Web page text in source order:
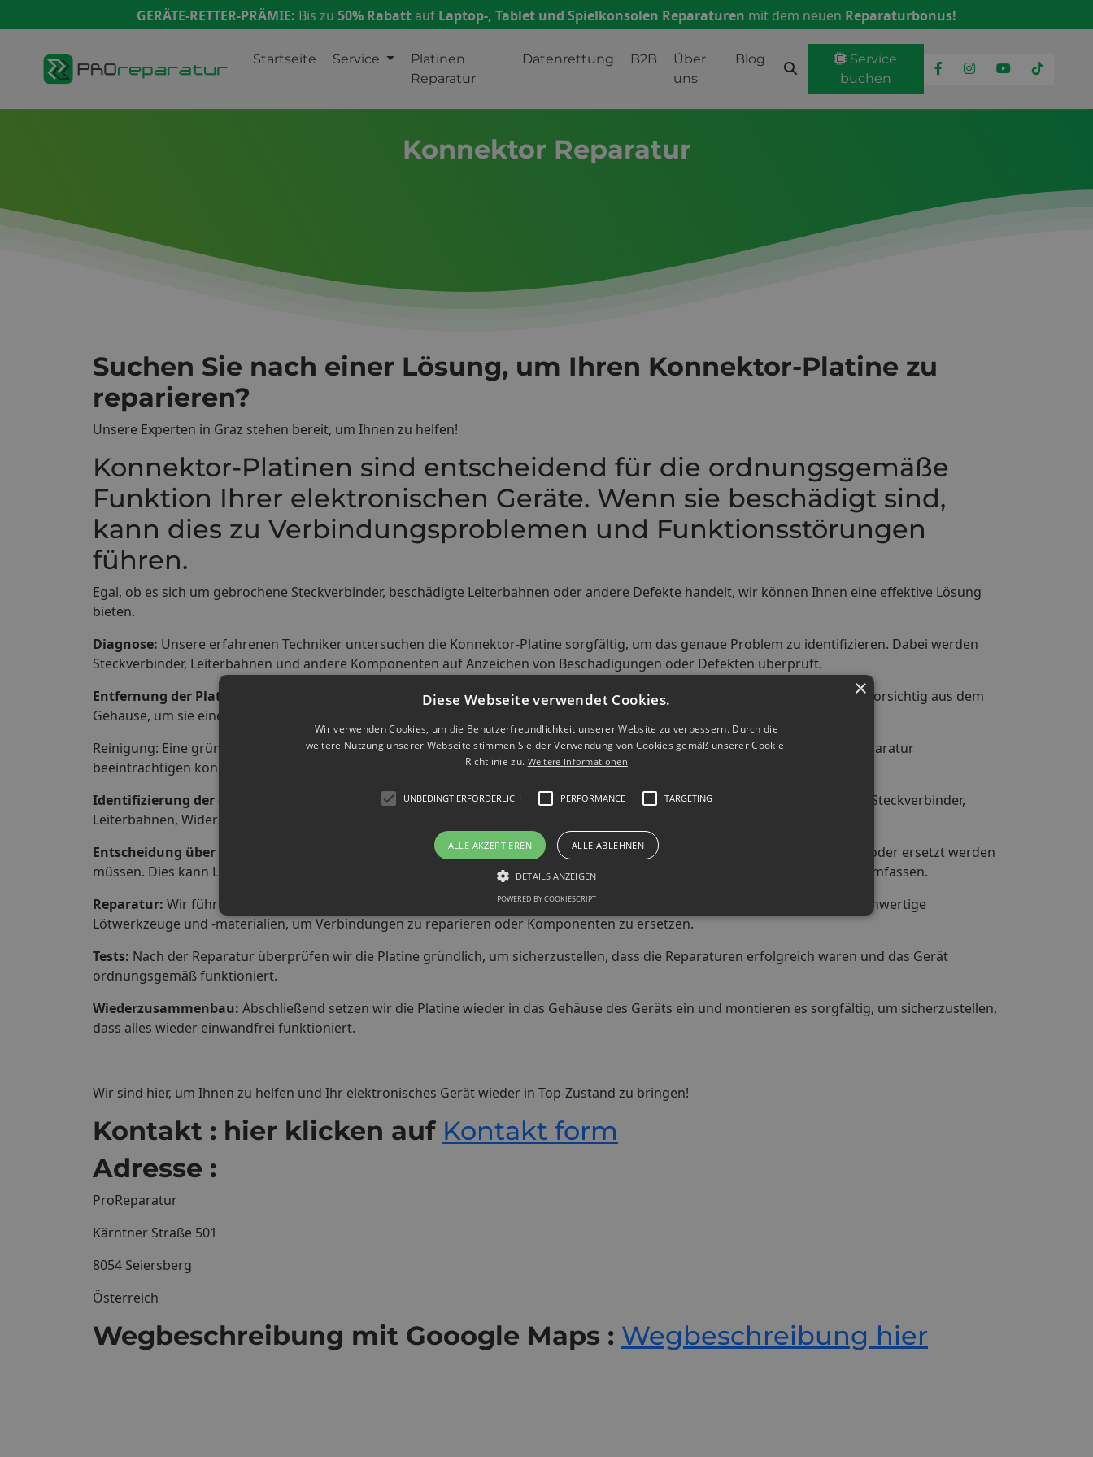
GERÄTE-RETTER-PRÄMIE: Bis zu 50% Rabattauf Laptop-, Tablet und Spielkonsolen Reparaturen mit dem neuen Reparaturbonus!
Startseite Service
Platinen
Reparatur
Datenrettung B2B
Über
uns
Blog
Service
buchen
Konnektor Reparatur
Suchen Sie nach einer Lösung, um Ihren Konnektor-Platine zu
reparieren?
Unsere Experten in Graz stehen bereit, um Ihnen zu helfen!
Konnektor-Platinen sind entscheidend für die ordnungsgemäße
Funktion Ihrer elektronischen Geräte. Wenn sie beschädigt sind,
kann dies zu Verbindungsproblemen und Funktionsstörungen
führen.
Egal, ob es sich um gebrochene Steckverbinder, beschädigte Leiterbahnen oder andere Defekte handelt, wir können Ihnen eine effektive Lösung
bieten.
Diagnose: Unsere erfahrenen Techniker untersuchen die Konnektor-Platine sorgfältig, um das genaue Problem zu identifizieren. Dabei werden
Steckverbinder, Leiterbahnen und andere Komponenten auf Anzeichen von Beschädigungen oder Defekten überprüft.
Entfernung der Platine:
Wir trennen das betroffene elektronische Gerät von jeglicher Stromquelle und entfernen die Platine vorsichtig aus dem
Gehäuse, um sie einer gründlichen Reparatur zu unterziehen.
Reinigung: Eine gründliche Reinigung der Platine ist unerlässlich, um Staub, Schmutz und Rückstände zu entfernen, die die Reparatur
beeinträchtigen könnten. Wir verwenden hierfür Isopropylalkohol und einen antistatischen Pinsel.
Identifizierung der defekten Teile:
Unsere Techniker überprüfen die Platine auf beschädigte oder defekte Komponenten wie Steckverbinder,
Leiterbahnen, Widerstände oder Kondensatoren, um eine genaue Diagnose zu erstellen.
Entscheidung über die Reparaturmethode:
Basierend auf der Diagnose entscheiden wir, ob die beschädigten Teile repariert oder ersetzt werden
müssen. Dies kann Löten, Nachverfolgung von Leiterbahnen, Austausch von Komponenten oder andere Reparaturtechniken umfassen.
Reparatur: Wir führen die erforderlichen Reparaturen durch, um die beschädigten Teile zu beheben. Dazu verwenden wir hochwertige
Lötwerkzeuge und -materialien, um Verbindungen zu reparieren oder Komponenten zu ersetzen.
Tests: Nach der Reparatur überprüfen wir die Platine gründlich, um sicherzustellen, dass die Reparaturen erfolgreich waren und das Gerät
ordnungsgemäß funktioniert.
Wiederzusammenbau: Abschließend setzen wir die Platine wieder in das Gehäuse des Geräts ein und montieren es sorgfältig, um sicherzustellen,
dass alles wieder einwandfrei funktioniert.
Wir sind hier, um Ihnen zu helfen und Ihr elektronisches Gerät wieder in Top-Zustand zu bringen!
Kontakt : hier klicken auf Kontakt form
Adresse :
ProReparatur
Kärntner Straße 501
8054 Seiersberg
Österreich
Wegbeschreibung mit Gooogle Maps : Wegbeschreibung hier
×
Diese Webseite verwendet Cookies.
Wir verwenden Cookies, um die Benutzerfreundlichkeit unserer Website zu verbessern. Durch die
weitere Nutzung unserer Webseite stimmen Sie der Verwendung von Cookies gemäß unserer Cookie-
Richtlinie zu. Weitere Informationen
UNBEDINGT ERFORDERLICH PERFORMANCE TARGETING
ALLE AKZEPTIEREN ALLE ABLEHNEN
DETAILS ANZEIGEN
POWERED BY COOKIESCRIPT